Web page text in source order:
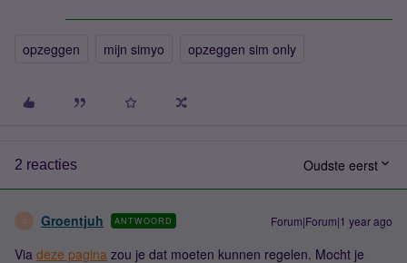
opzeggen mijn simyo opzeggen sim only
2 reacties Oudste eerst
G Groentjuh ANTWOORD Forum|Forum|1 year ago
Via deze pagina zou je dat moeten kunnen regelen. Mocht je